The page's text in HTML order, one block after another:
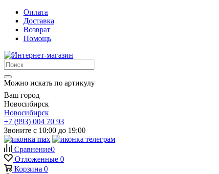
Оплата
Доставка
Возврат
Помощь
Можно искать по артикулу
Ваш город
Новосибирск
Новосибирск
+7 (993) 004 70 93
Звоните с 10:00 до 19:00
Сравнение0
Отложенные 0
Корзина 0